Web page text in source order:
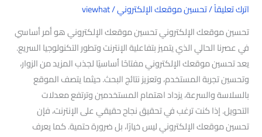
اترك تعليقاً/تحسين موقعك الإلكتروني/
viewhat
تحسين موقعك الإلكتروني تحسين موقعك الإلكتروني هو أمر أساسي
في عصرنا الحالي الذي يتميز بتفاعلية الإنترنت وتطور التكنولوجيا السريع.
يعد تحسين موقعك الإلكتروني مفتاحًا أساسيًا لجذب المزيد من الزوار،
وتحسين تجربة المستخدم، وتعزيز نتائج البحث. حيثما يتصف الموقع
بالسلاسة والسرعة، يزداد اهتمام المستخدمين وترتفع معدلات
التحويل. إذا كنت ترغب في تحقيق نجاح حقيقي على الإنترنت، فإن
تحسين موقعك الإلكتروني ليس خيارًا، بل ضرورة حتمية. كما يعرف